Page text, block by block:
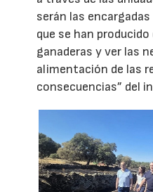
serán las
que se han
ganaderas y ver las
alimentación de las
consecuencias” del